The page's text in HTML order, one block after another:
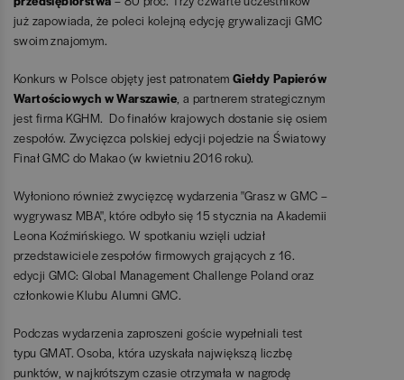
już zapowiada, że poleci kolejną edycję grywalizacji GMC
swoim znajomym.
Konkurs w Polsce objęty jest patronatem Giełdy Papierów
Wartościowych w Warszawie, a partnerem strategicznym
jest firma KGHM. Do finałów krajowych dostanie się osiem
zespołów. Zwycięzca polskiej edycji pojedzie na Światowy
Finał GMC do Makao (w kwietniu 2016 roku).
Wyłoniono również zwycięzcę wydarzenia "Grasz w GMC –
wygrywasz MBA", które odbyło się 15 stycznia na Akademii
Leona Koźmińskiego. W spotkaniu wzięli udział
przedstawiciele zespołów firmowych grających z 16.
edycji GMC: Global Management Challenge Poland oraz
członkowie Klubu Alumni GMC.
Podczas wydarzenia zaproszeni goście wypełniali test
typu GMAT. Osoba, która uzyskała największą liczbę
punktów, w najkrótszym czasie otrzymała w nagrodę